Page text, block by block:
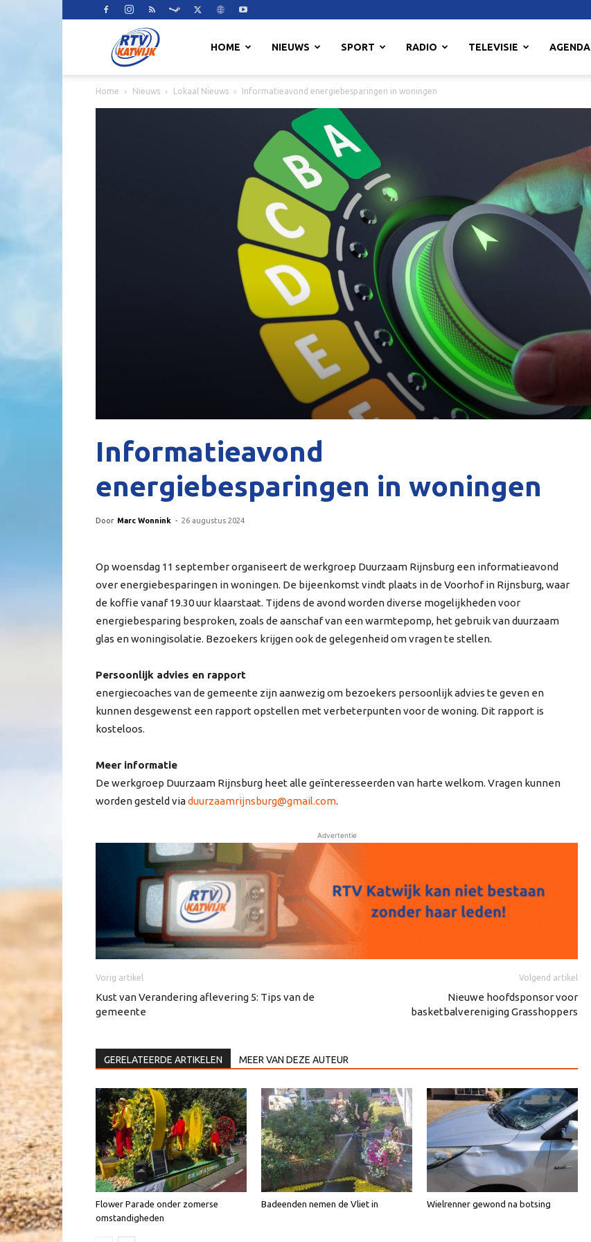
HOME NIEUWS SPORT RADIO TELEVISIE AGENDA
Home Nieuws Lokaal Nieuws Informatieavond energiebesparingen in woningen
Informatieavond
energiebesparingen in woningen
Door Marc Wonnink - 26 augustus 2024
Op woensdag 11 september organiseert de werkgroep Duurzaam Rijnsburg een informatieavond
over energiebesparingen in woningen. De bijeenkomst vindt plaats in de Voorhof in Rijnsburg, waar
de koffie vanaf 19.30 uur klaarstaat. Tijdens de avond worden diverse mogelijkheden voor
energiebesparing besproken, zoals de aanschaf van een warmtepomp, het gebruik van duurzaam
glas en woningisolatie. Bezoekers krijgen ook de gelegenheid om vragen te stellen.
Persoonlijk advies en rapport
energiecoaches van de gemeente zijn aanwezig om bezoekers persoonlijk advies te geven en
kunnen desgewenst een rapport opstellen met verbeterpunten voor de woning. Dit rapport is
kosteloos.
Meer informatie
De werkgroep Duurzaam Rijnsburg heet alle geïnteresseerden van harte welkom. Vragen kunnen
worden gesteld viaduurzaamrijnsburg@gmail.com.
Advertentie
Vorig artikel
Kust van Verandering aflevering 5: Tips van de
gemeente
Volgend artikel
Nieuwe hoofdsponsor voor
basketbalvereniging Grasshoppers
GERELATEERDE ARTIKELEN MEER VAN DEZE AUTEUR
Flower Parade onder zomerse
omstandigheden
Badeenden nemen de Vliet in Wielrenner gewond na botsing